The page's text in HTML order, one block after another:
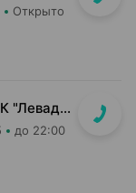
Открыто
ул. Нововиленская, д. 31, пом. 348 (ЖК "Левада")
до 22:00